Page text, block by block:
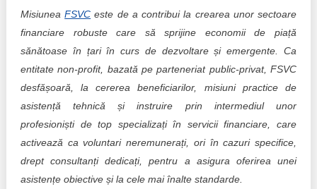
MisiuneaFSVC este de a contribui la crearea unor sectoare
financiare robuste care să sprijine economii de piață
sănătoase în țari în curs de dezvoltare și emergente. Ca
entitate non-profit, bazată pe parteneriat public-privat, FSVC
desfășoară, la cererea beneficiarilor, misiuni practice de
asistență tehnică și instruire prin intermediul unor
profesioniști de top specializați în servicii financiare, care
activează ca voluntari neremunerați, ori în cazuri specifice,
drept consultanți dedicați, pentru a asigura oferirea unei
asistențe obiective și la cele mai înalte standarde.